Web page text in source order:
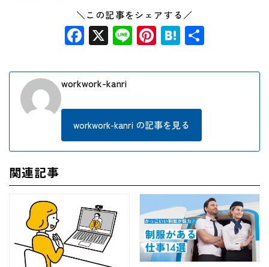
＼この記事をシェアする／
Facebook
X LinePinterest
Hatena
workwork-kanri
workwork-kanri の記事を見る
関連記事